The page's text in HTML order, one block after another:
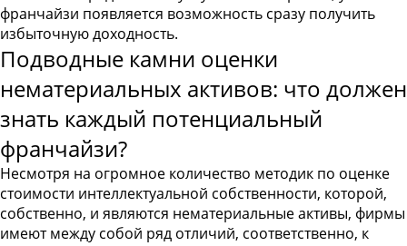
франчайзи появляется возможность сразу получить
избыточную доходность.
Подводные камни оценки
нематериальных активов: что должен
знать каждый потенциальный
франчайзи?
Несмотря на огромное количество методик по оценке
стоимости интеллектуальной собственности, которой,
собственно, и являются нематериальные активы, фирмы
имеют между собой ряд отличий, соответственно, к